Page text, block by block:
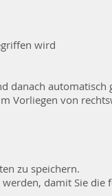
wird
danach automatisch
Vorliegen von
zu speichern.
damit Sie die